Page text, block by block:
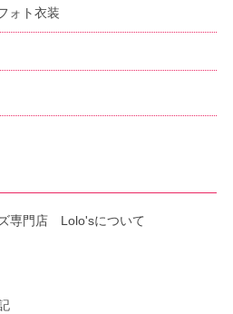
ォト衣装
専門店 Lolo'sについて